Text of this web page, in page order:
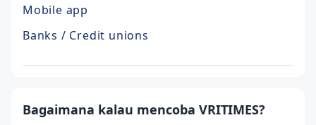
Mobile app
Banks / Credit unions
Bagaimana kalau mencoba VRITIMES?